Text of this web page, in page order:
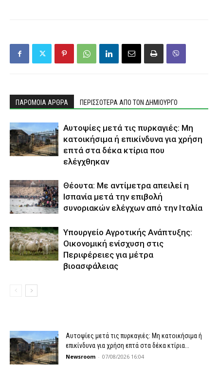
ΠΑΡΟΜΟΙΑ ΑΡΘΡΑ ΠΕΡΙΣΣΟΤΕΡΑ ΑΠΟ ΤΟΝ ΔΗΜΙΟΥΡΓΟ
Αυτοψίες μετά τις πυρκαγιές: Μη
κατοικήσιμα ή επικίνδυνα για χρήση
επτά στα δέκα κτίρια που
ελέγχθηκαν
Θέουτα: Με αντίμετρα απειλεί η
Ισπανία μετά την επιβολή
συνοριακών ελέγχων από την Ιταλία
Υπουργείο Αγροτικής Ανάπτυξης:
Οικονομική ενίσχυση στις
Περιφέρειες για μέτρα
βιοασφάλειας
Αυτοψίες μετά τις πυρκαγιές: Μη κατοικήσιμα ή
επικίνδυνα για χρήση επτά στα δέκα κτίρια...
Newsroom - 07/08/2026 16:04